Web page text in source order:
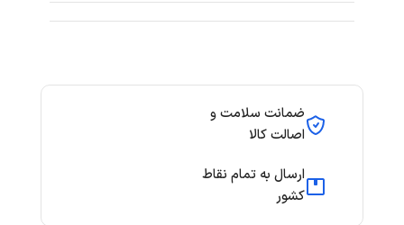
ضمانت سلامت و
اصالت کالا
ارسال به تمام نقاط
کشور